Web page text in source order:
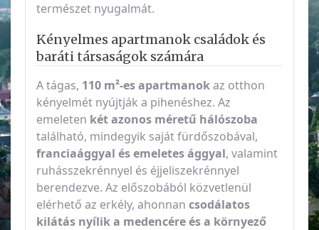
természet nyugalmát.
Kényelmes apartmanok családok és
baráti társaságok számára
A tágas, 110 m²-es apartmanokaz otthon
kényelmét nyújtják a pihenéshez. Az
emeleten két azonos méretű hálószoba
található, mindegyik saját fürdőszobával,
franciaággyal és emeletes ággyal, valamint
ruhásszekrénnyel és éjjeliszekrénnyel
berendezve. Az előszobából közvetlenül
elérhető az erkély, ahonnan csodálatos
kilátás nyílik a medencére és a környező